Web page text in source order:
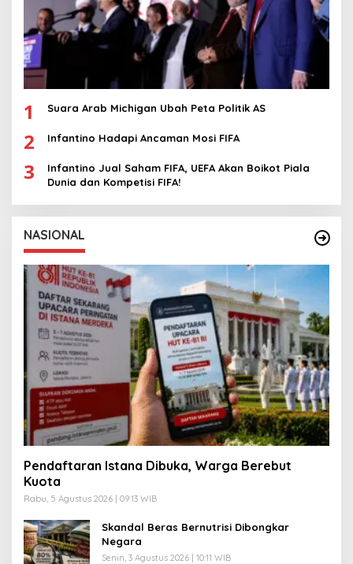
1 Suara Arab Michigan Ubah Peta Politik AS
2 Infantino Hadapi Ancaman Mosi FIFA
3
Infantino Jual Saham FIFA, UEFA Akan Boikot Piala
Dunia dan Kompetisi FIFA!
NASIONAL
Pendaftaran Istana Dibuka, Warga Berebut
Kuota
Rabu, 5 Agustus 2026 | 09:13 WIB
Skandal Beras Bernutrisi Dibongkar
Negara
Senin, 3 Agustus 2026 | 10:11 WIB